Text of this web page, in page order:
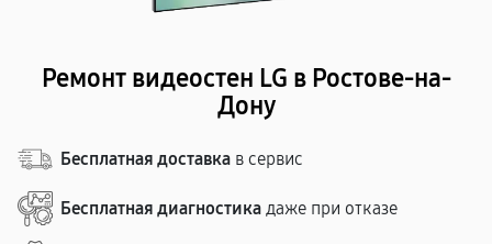
Ремонт видеостен LG в Ростове-на-
Дону
Бесплатная доставка в сервис
Бесплатная диагностика даже при отказе